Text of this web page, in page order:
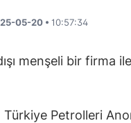
05-20 • 10:57:34
menşeli bir firma ile
Türkiye Petrolleri